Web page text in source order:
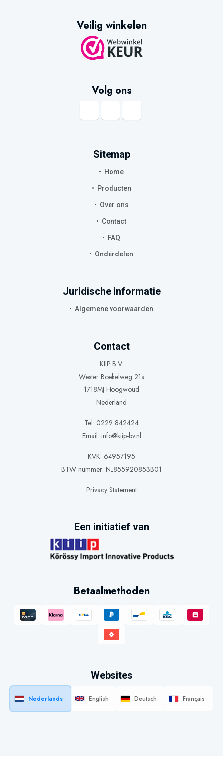
Of u nu een woning, appartement, vakantiewoning of chalet van warm
water wilt voorzien, de Eldom Eureka 80 biedt een uitstekende
Veilig winkelen
Volg ons
Sitemap
Home
Producten
Over ons
Contact
FAQ
Onderdelen
Juridische informatie
Algemene voorwaarden
Contact
KIIP B.V.
Wester Boekelweg 21a
1718MJ Hoogwoud
Nederland
Tel: 0229 842424
Email: info@kiip-bv.nl
KVK: 64957195
BTW nummer: NL855920853B01
Privacy Statement
Een initiatief van
Betaalmethoden
Websites
Nederlands English Deutsch Français